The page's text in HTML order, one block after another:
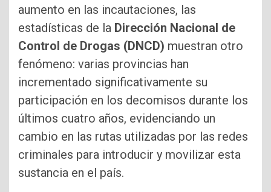
aumento en las incautaciones, las
estadísticas de la Dirección Nacional de
Control de Drogas (DNCD) muestran otro
fenómeno: varias provincias han
incrementado significativamente su
participación en los decomisos durante los
últimos cuatro años, evidenciando un
cambio en las rutas utilizadas por las redes
criminales para introducir y movilizar esta
sustancia en el país.